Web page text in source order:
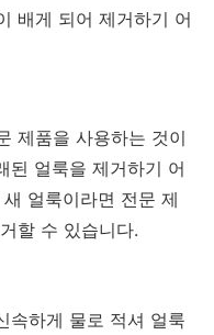
배게 되어 제거하기 어
제품을 사용하는 것이
된 얼룩을 제거하기 어
얼룩이라면 전문 제
할 수 있습니다.
속하게 물로 적셔 얼룩